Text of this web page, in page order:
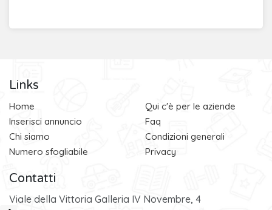
Links
Home
Inserisci annuncio
Chi siamo
Numero sfogliabile
Qui c'è per le aziende
Faq
Condizioni generali
Privacy
Contatti
Viale della Vittoria Galleria IV Novembre, 4